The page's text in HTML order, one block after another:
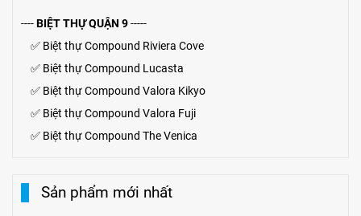
----BIỆT THỰ QUẬN 9-----
✅ Biệt thự Compound Riviera Cove
✅ Biệt thựCompound Lucasta
✅ Biệt thựCompound Valora Kikyo
✅ Biệt thự Compound Valora Fuji
✅ Biệt thự Compound The Venica
Sản phẩm mới nhất